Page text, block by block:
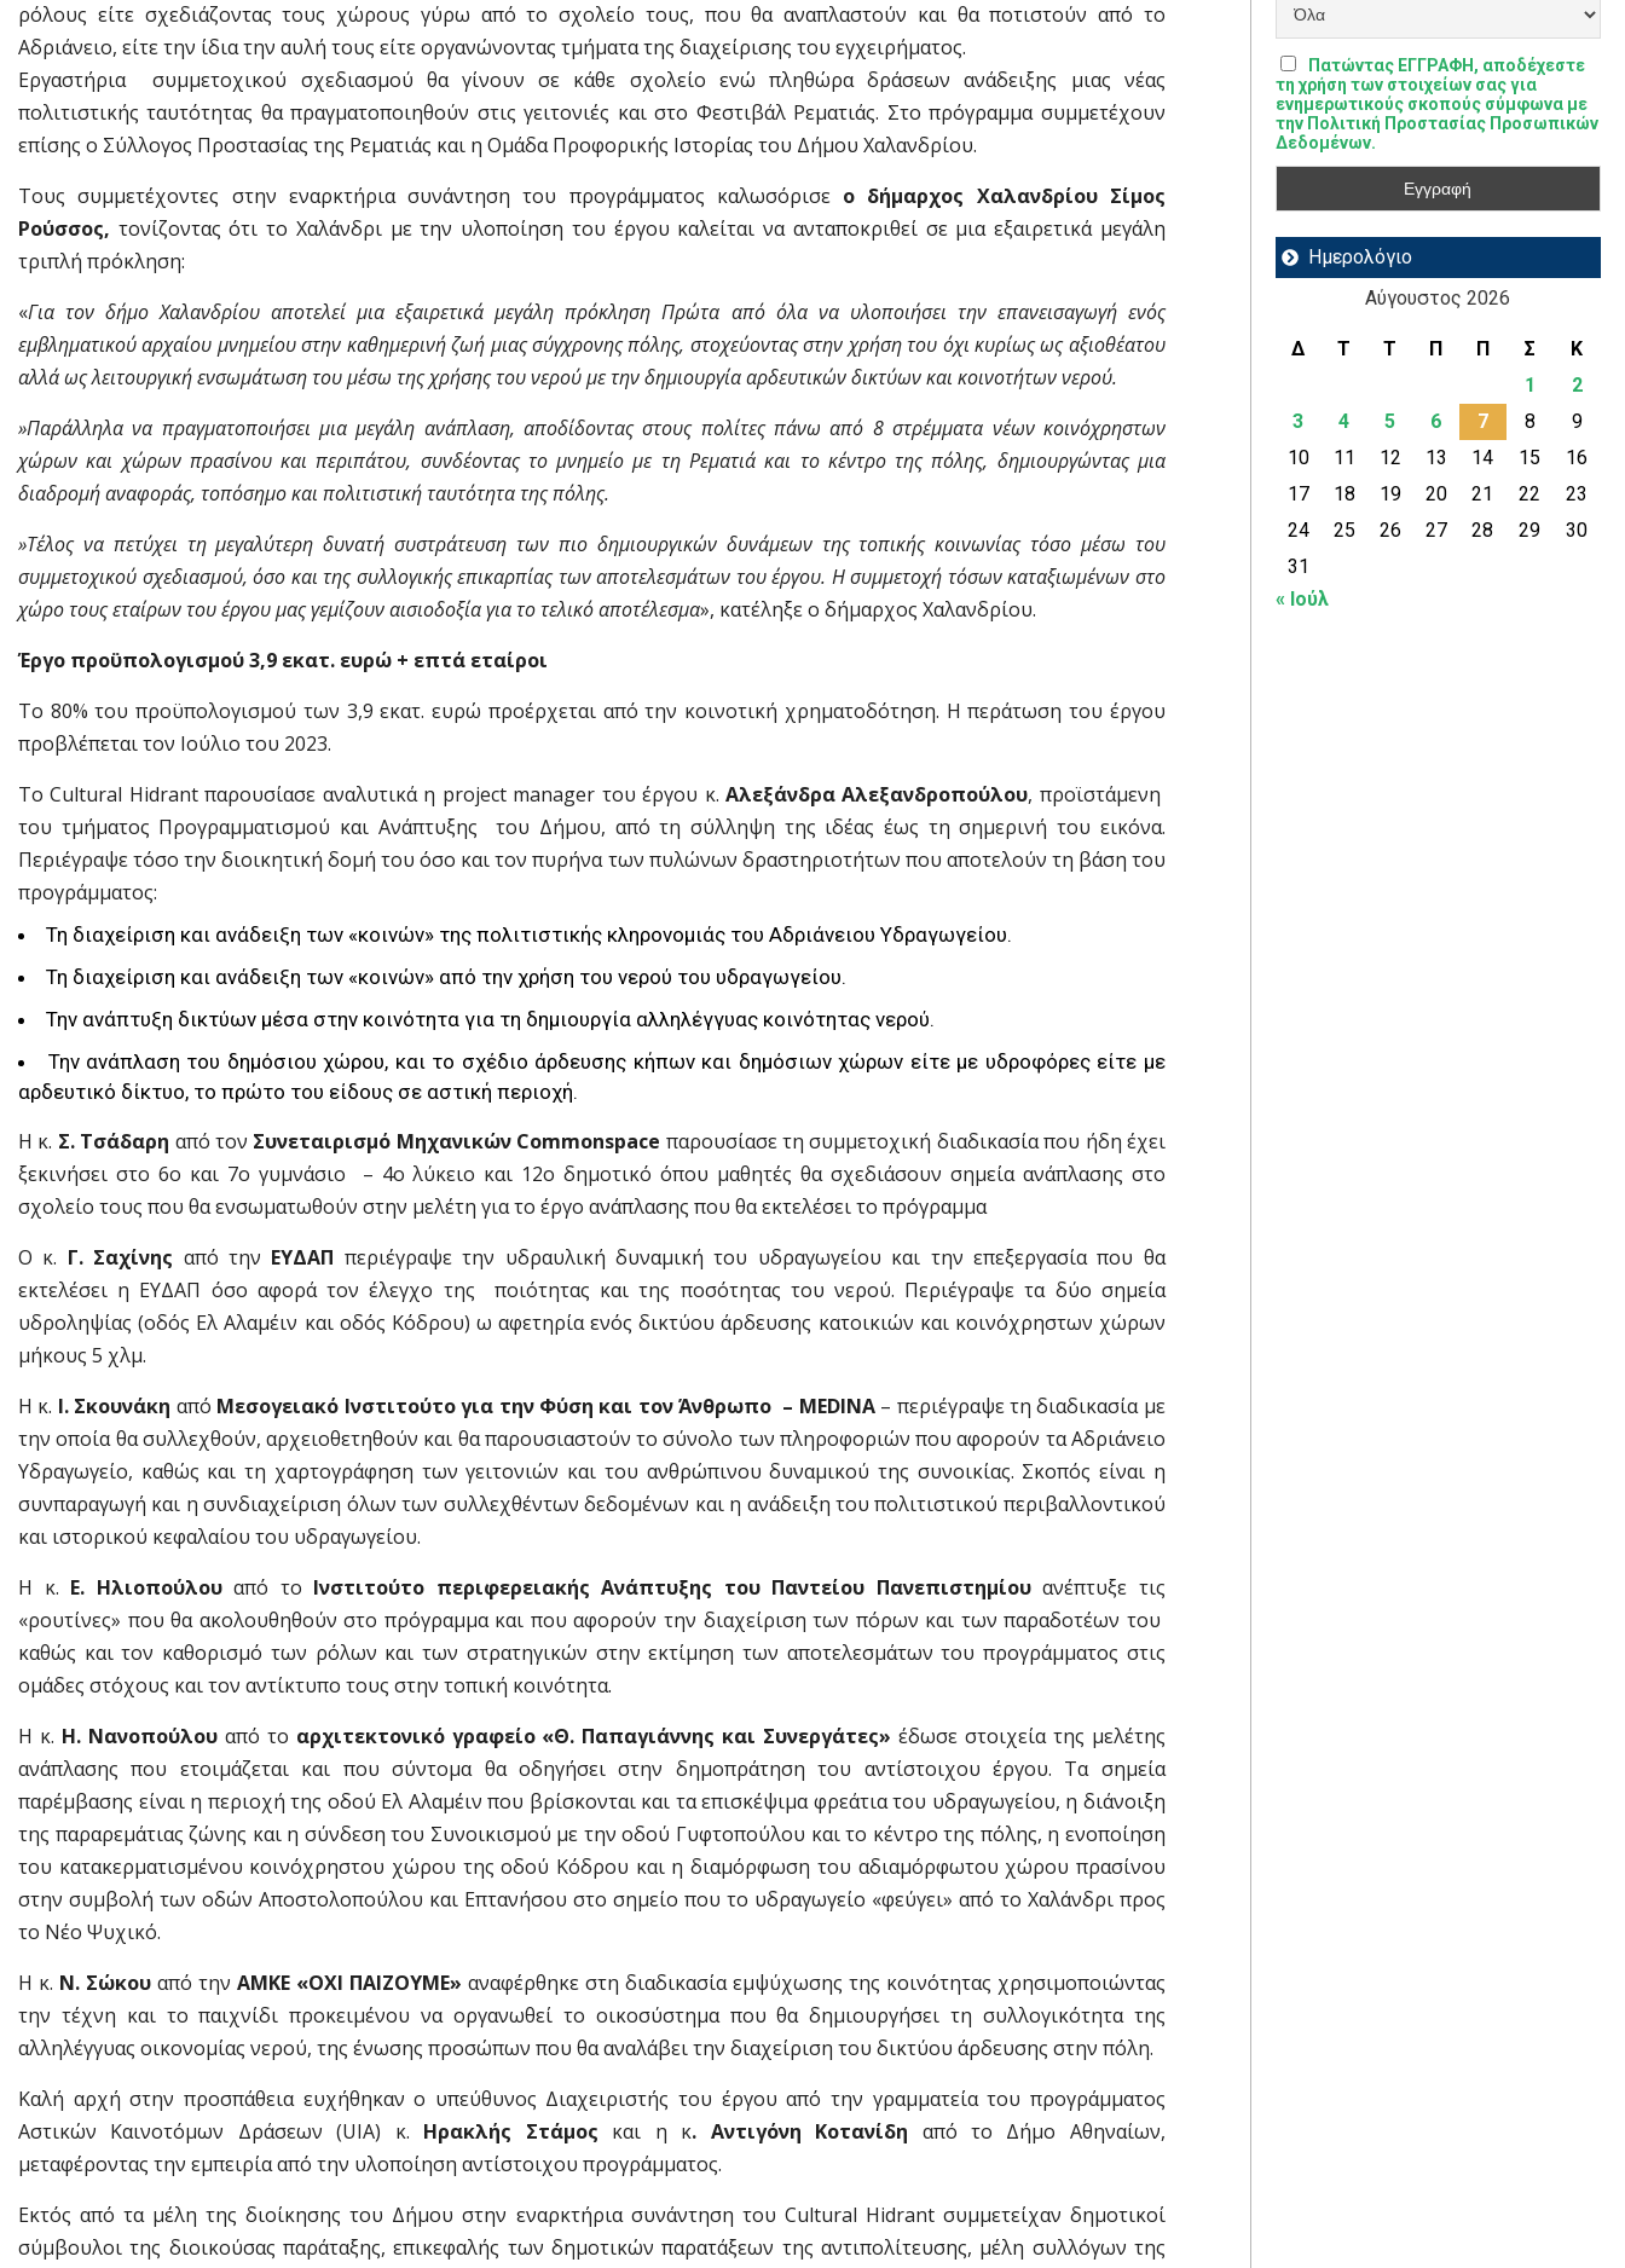
ρόλους είτε σχεδιάζοντας τους χώρους γύρω από το σχολείο τους, που θα αναπλαστούν και θα ποτιστούν από το
Αδριάνειο, είτε την ίδια την αυλή τους είτε οργανώνοντας τμήματα της διαχείρισης του εγχειρήματος.
Εργαστήρια συμμετοχικού σχεδιασμού θα γίνουν σε κάθε σχολείο ενώ πληθώρα δράσεων ανάδειξης μιας νέας
πολιτιστικής ταυτότητας θα πραγματοποιηθούν στις γειτονιές και στο Φεστιβάλ Ρεματιάς. Στο πρόγραμμα συμμετέχουν
επίσης ο Σύλλογος Προστασίας της Ρεματιάς και η Ομάδα Προφορικής Ιστορίας του Δήμου Χαλανδρίου.
Τους συμμετέχοντες στην εναρκτήρια συνάντηση του προγράμματος καλωσόρισε ο δήμαρχος Χαλανδρίου Σίμος
Ρούσσος, τονίζοντας ότι το Χαλάνδρι με την υλοποίηση του έργου καλείται να ανταποκριθεί σε μια εξαιρετικά μεγάλη
τριπλή πρόκληση:
«Για τον δήμο Χαλανδρίου αποτελεί μια εξαιρετικά μεγάλη πρόκληση Πρώτα από όλα να υλοποιήσει την επανεισαγωγή ενός
εμβληματικού αρχαίου μνημείου στην καθημερινή ζωή μιας σύγχρονης πόλης, στοχεύοντας στην χρήση του όχι κυρίως ως αξιοθέατου
αλλά ως λειτουργική ενσωμάτωση του μέσω της χρήσης του νερού με την δημιουργία αρδευτικών δικτύων και κοινοτήτων νερού.
»Παράλληλα να πραγματοποιήσει μια μεγάλη ανάπλαση, αποδίδοντας στους πολίτες πάνω από 8 στρέμματα νέων κοινόχρηστων
χώρων και χώρων πρασίνου και περιπάτου, συνδέοντας το μνημείο με τη Ρεματιά και το κέντρο της πόλης, δημιουργώντας μια
διαδρομή αναφοράς, τοπόσημο και πολιτιστική ταυτότητα της πόλης.
»Τέλος να πετύχει τη μεγαλύτερη δυνατή συστράτευση των πιο δημιουργικών δυνάμεων της τοπικής κοινωνίας τόσο μέσω του
συμμετοχικού σχεδιασμού, όσο και της συλλογικής επικαρπίας των αποτελεσμάτων του έργου. Η συμμετοχή τόσων καταξιωμένων στο
χώρο τους εταίρων του έργου μας γεμίζουν αισιοδοξία για το τελικό αποτέλεσμα», κατέληξε ο δήμαρχος Χαλανδρίου.
Έργο προϋπολογισμού 3,9 εκατ. ευρώ + επτά εταίροι
Το 80% του προϋπολογισμού των 3,9 εκατ. ευρώ προέρχεται από την κοινοτική χρηματοδότηση. Η περάτωση του έργου
προβλέπεται τον Ιούλιο του 2023.
Το Cultural Hidrant παρουσίασε αναλυτικά η project manager του έργου κ. Αλεξάνδρα Αλεξανδροπούλου, προϊστάμενη
του τμήματος Προγραμματισμού και Ανάπτυξης του Δήμου, από τη σύλληψη της ιδέας έως τη σημερινή του εικόνα.
Περιέγραψε τόσο την διοικητική δομή του όσο και τον πυρήνα των πυλώνων δραστηριοτήτων που αποτελούν τη βάση του
προγράμματος:
Τη διαχείριση και ανάδειξη των «κοινών» της πολιτιστικής κληρονομιάς του Αδριάνειου Υδραγωγείου.
Τη διαχείριση και ανάδειξη των «κοινών» από την χρήση του νερού του υδραγωγείου.
Την ανάπτυξη δικτύων μέσα στην κοινότητα για τη δημιουργία αλληλέγγυας κοινότητας νερού.
Την ανάπλαση του δημόσιου χώρου, και το σχέδιο άρδευσης κήπων και δημόσιων χώρων είτε με υδροφόρες είτε με
αρδευτικό δίκτυο, το πρώτο του είδους σε αστική περιοχή.
Η κ. Σ. Τσάδαρη από τον Συνεταιρισμό Μηχανικών Commonspace παρουσίασε τη συμμετοχική διαδικασία που ήδη έχει
ξεκινήσει στο 6ο και 7ο γυμνάσιο – 4ο λύκειο και 12ο δημοτικό όπου μαθητές θα σχεδιάσουν σημεία ανάπλασης στο
σχολείο τους που θα ενσωματωθούν στην μελέτη για το έργο ανάπλασης που θα εκτελέσει το πρόγραμμα
Ο κ. Γ. Σαχίνης από την ΕΥΔΑΠ περιέγραψε την υδραυλική δυναμική του υδραγωγείου και την επεξεργασία που θα
εκτελέσει η ΕΥΔΑΠ όσο αφορά τον έλεγχο της ποιότητας και της ποσότητας του νερού. Περιέγραψε τα δύο σημεία
υδροληψίας (οδός Ελ Αλαμέιν και οδός Κόδρου) ω αφετηρία ενός δικτύου άρδευσης κατοικιών και κοινόχρηστων χώρων
μήκους 5 χλμ.
Η κ. Ι. Σκουνάκη από Μεσογειακό Ινστιτούτο για την Φύση και τον Άνθρωπο – MEDINA– περιέγραψε τη διαδικασία με
την οποία θα συλλεχθούν, αρχειοθετηθούν και θα παρουσιαστούν το σύνολο των πληροφοριών που αφορούν τα Αδριάνειο
Υδραγωγείο, καθώς και τη χαρτογράφηση των γειτονιών και του ανθρώπινου δυναμικού της συνοικίας. Σκοπός είναι η
συνπαραγωγή και η συνδιαχείριση όλων των συλλεχθέντων δεδομένων και η ανάδειξη του πολιτιστικού περιβαλλοντικού
και ιστορικού κεφαλαίου του υδραγωγείου.
Η κ. Ε. Ηλιοπούλουαπό το Ινστιτούτο περιφερειακής Ανάπτυξης του Παντείου Πανεπιστημίουανέπτυξε τις
«ρουτίνες» που θα ακολουθηθούν στο πρόγραμμα και που αφορούν την διαχείριση των πόρων και των παραδοτέων του
καθώς και τον καθορισμό των ρόλων και των στρατηγικών στην εκτίμηση των αποτελεσμάτων του προγράμματος στις
ομάδες στόχους και τον αντίκτυπο τους στην τοπική κοινότητα.
Η κ. Η. Νανοπούλουαπό το αρχιτεκτονικό γραφείο «Θ. Παπαγιάννης και Συνεργάτες» έδωσε στοιχεία της μελέτης
ανάπλασης που ετοιμάζεται και που σύντομα θα οδηγήσει στην δημοπράτηση του αντίστοιχου έργου. Τα σημεία
παρέμβασης είναι η περιοχή της οδού Ελ Αλαμέιν που βρίσκονται και τα επισκέψιμα φρεάτια του υδραγωγείου, η διάνοιξη
της παραρεμάτιας ζώνης και η σύνδεση του Συνοικισμού με την οδού Γυφτοπούλου και το κέντρο της πόλης, η ενοποίηση
του κατακερματισμένου κοινόχρηστου χώρου της οδού Κόδρου και η διαμόρφωση του αδιαμόρφωτου χώρου πρασίνου
στην συμβολή των οδών Αποστολοπούλου και Επτανήσου στο σημείο που το υδραγωγείο «φεύγει» από το Χαλάνδρι προς
το Νέο Ψυχικό.
Η κ. Ν. Σώκουαπό την ΑΜΚΕ «ΟΧΙ ΠΑΙΖΟΥΜΕ» αναφέρθηκε στη διαδικασία εμψύχωσης της κοινότητας χρησιμοποιώντας
την τέχνη και το παιχνίδι προκειμένου να οργανωθεί το οικοσύστημα που θα δημιουργήσει τη συλλογικότητα της
αλληλέγγυας οικονομίας νερού, της ένωσης προσώπων που θα αναλάβει την διαχείριση του δικτύου άρδευσης στην πόλη.
Καλή αρχή στην προσπάθεια ευχήθηκαν ο υπεύθυνος Διαχειριστής του έργου από την γραμματεία του προγράμματος
Αστικών Καινοτόμων Δράσεων (UIA) κ. Ηρακλής Στάμος και η κ. Αντιγόνη Κοτανίδη από το Δήμο Αθηναίων,
μεταφέροντας την εμπειρία από την υλοποίηση αντίστοιχου προγράμματος.
Εκτός από τα μέλη της διοίκησης του Δήμου στην εναρκτήρια συνάντηση του Cultural Hidrant συμμετείχαν δημοτικοί
σύμβουλοι της διοικούσας παράταξης, επικεφαλής των δημοτικών παρατάξεων της αντιπολίτευσης, μέλη συλλόγων της
Πατώντας ΕΓΓΡΑΦΗ, αποδέχεστε
τη χρήση των στοιχείων σας για
ενημερωτικούς σκοπούς σύμφωνα με
την Πολιτική Προστασίας Προσωπικών
Δεδομένων.
Ημερολόγιο
Αύγουστος 2026
Δ Τ Τ Π Π Σ
Κ
1
2
3
4 5 6 7 8
9
10
11 12 13 14 15
16
17
18 19 20 21 22
23
24
25 26 27 28 29
30
31
« Ιούλ